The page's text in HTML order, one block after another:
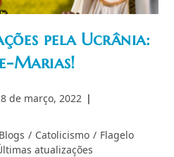
pela Ucrânia:
Marias!
Post
8 de março, 2022
Blogs / Catolicismo / Flagelo
atualizações